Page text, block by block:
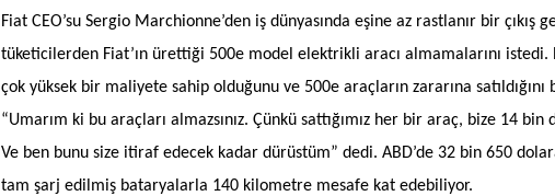
Fiat CEO’su Sergio Marchionne’den iş dünyasında eşine az rastlanır bir çıkış
tüketicilerden Fiat’ın ürettiği 500e model elektrikli aracı almamalarını
çok yüksek bir maliyete sahip olduğunu ve 500e araçların zararına
“Umarım ki bu araçları almazsınız. Çünkü sattığımız her bir araç, bize 14
Ve ben bunu size itiraf edecek kadar dürüstüm” dedi. ABD’de 32 bin 650
tam şarj edilmiş bataryalarla 140 kilometre mesafe kat edebiliyor.